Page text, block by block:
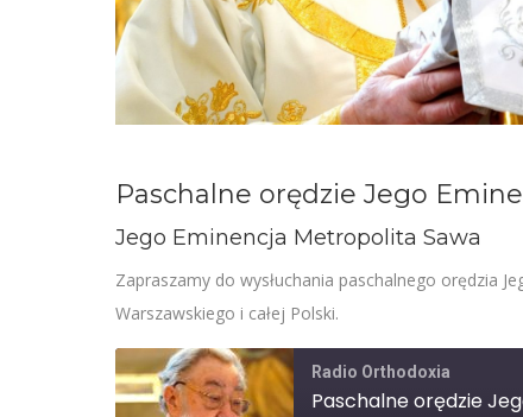
Paschalne orędzie Jego
Jego Eminencja Metropolita Sawa
Zapraszamy do wysłuchania paschalnego orędzia
Warszawskiego i całej Polski.
Radio Orthodoxia
Paschalne orędzie